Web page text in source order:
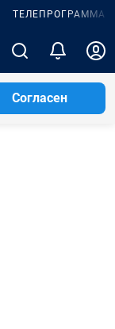
ТЕЛЕПРОГРАММА
Согласен